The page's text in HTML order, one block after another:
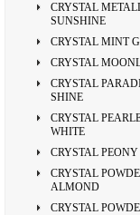
CRYSTAL
SUNSHINE
CRYSTAL MINT
CRYSTAL
CRYSTAL
SHINE
CRYSTAL
WHITE
CRYSTAL
CRYSTAL
ALMOND
CRYSTAL